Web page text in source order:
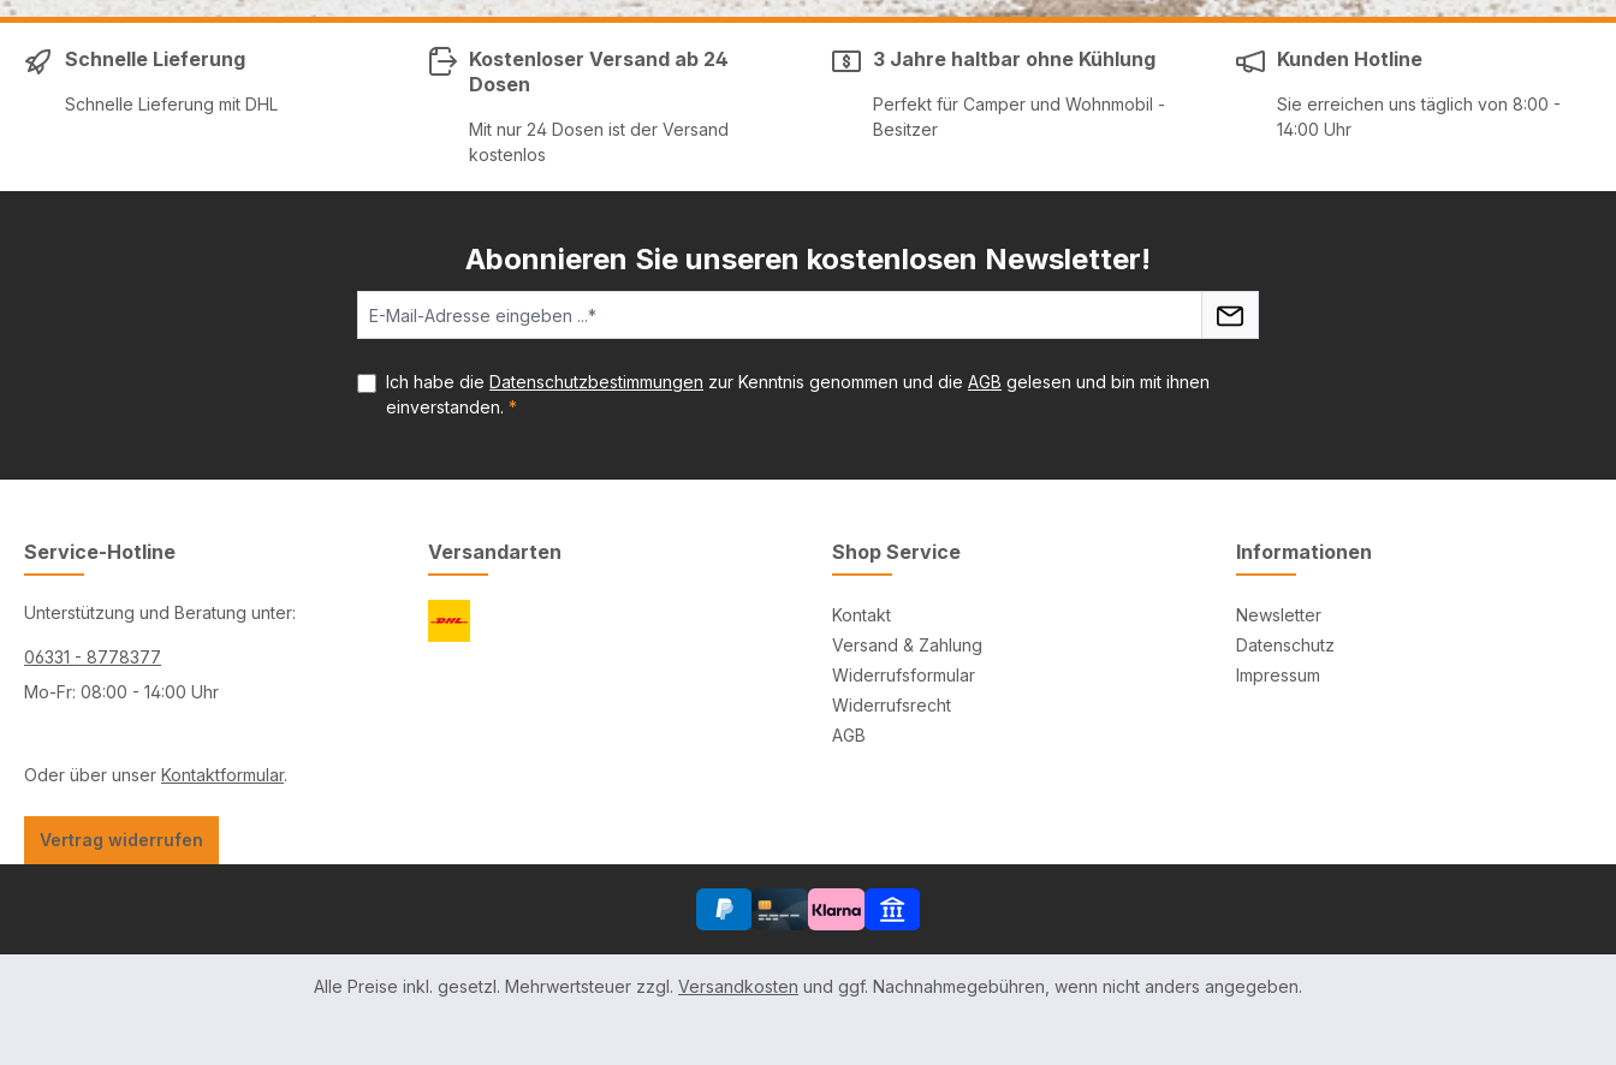
Schnelle Lieferung
Schnelle Lieferung mit DHL
Kostenloser Versand ab 24
Dosen
Mit nur 24 Dosen ist der Versand
kostenlos
3 Jahre haltbar ohne Kühlung
Perfekt für Camper und Wohnmobil -
Besitzer
Kunden Hotline
Sie erreichen uns täglich von 8:00 -
14:00 Uhr
Abonnieren Sie unseren kostenlosen Newsletter!
Ich habe die Datenschutzbestimmungen zur Kenntnis genommen und die AGB gelesen und bin mit ihnen
einverstanden. *
Service-Hotline
Unterstützung und Beratung unter:
06331 - 8778377
Mo-Fr: 08:00 - 14:00 Uhr
Oder über unser Kontaktformular.
Vertrag widerrufen
Versandarten Shop Service
Kontakt
Versand & Zahlung
Widerrufsformular
Widerrufsrecht
AGB
Informationen
Newsletter
Datenschutz
Impressum
Alle Preise inkl. gesetzl. Mehrwertsteuer zzgl. Versandkosten und ggf. Nachnahmegebühren, wenn nicht anders angegeben.